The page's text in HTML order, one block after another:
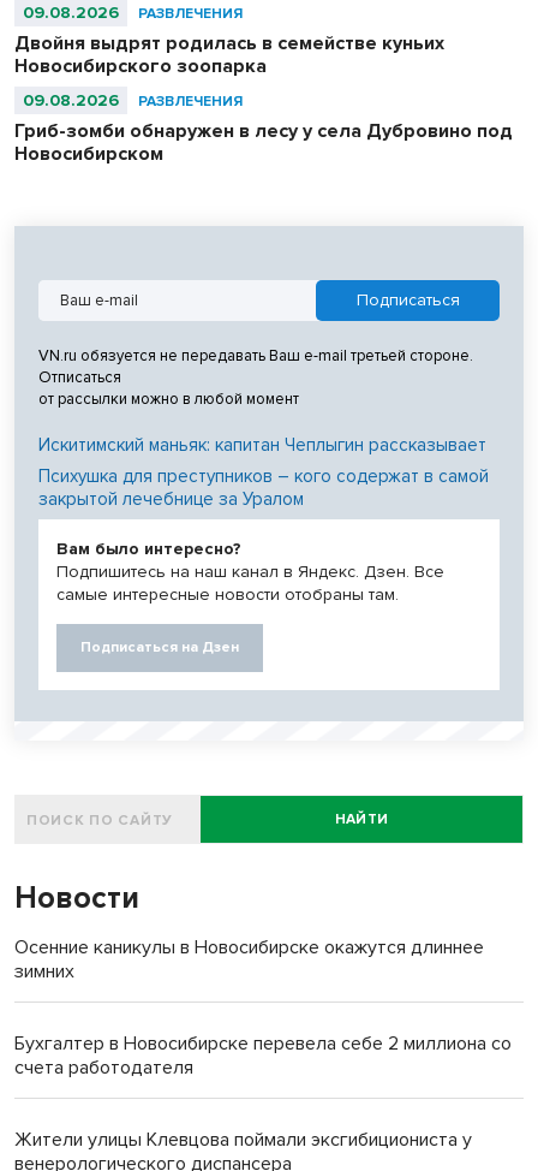
09.08.2026 РАЗВЛЕЧЕНИЯ
Двойня выдрят родилась в семействе куньих
Новосибирского зоопарка
09.08.2026 РАЗВЛЕЧЕНИЯ
Гриб-зомби обнаружен в лесу у села Дубровино под
Новосибирском
VN.ru обязуется не передавать Ваш e-mail третьей стороне.
Отписаться
от рассылки можно в любой момент
Искитимский маньяк: капитан Чеплыгин рассказывает
Психушка для преступников – кого содержат в самой
закрытой лечебнице за Уралом
Вам было интересно?
Подпишитесь на наш канал в Яндекс. Дзен. Все
самые интересные новости отобраны там.
Подписаться на Дзен
НАЙТИ
Новости
Осенние каникулы в Новосибирске окажутся длиннее
зимних
Бухгалтер в Новосибирске перевела себе 2 миллиона со
счета работодателя
Жители улицы Клевцова поймали эксгибициониста у
венерологического диспансера